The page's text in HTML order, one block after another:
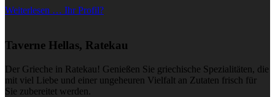
Weiterlesen … Ihr Profil?
Taverne Hellas, Ratekau
Der Grieche in Ratekau! Genießen Sie griechische Spezialitäten, die
mit viel Liebe und einer ungeheuren Vielfalt an Zutaten frisch für
Sie zubereitet werden.